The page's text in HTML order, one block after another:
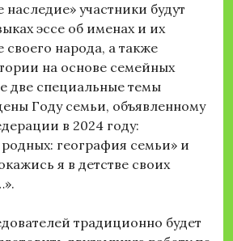
участники будут
эссе об именах и их
своего народа, а также
на основе семейных
две специальные темы
Году семьи, объявленному
в 2024 году:
география семьи» и
я в детстве своих
традиционно будет